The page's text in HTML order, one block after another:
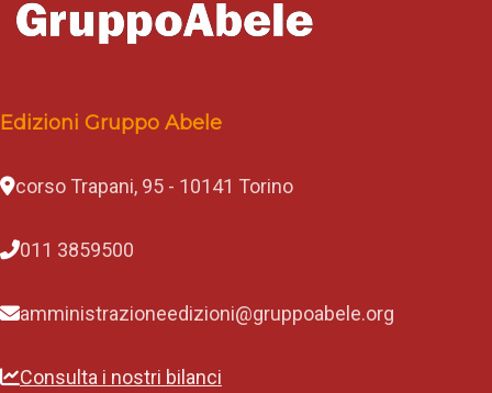
Edizioni Gruppo Abele
corso Trapani, 95 - 10141 Torino
011 3859500
amministrazioneedizioni@gruppoabele.org
Consulta i nostri bilanci